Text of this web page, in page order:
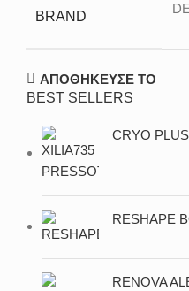
BRAND
ΑΠΟΘΗΚΕΥΣΕ ΤΟ
BEST SELLERS
CRYO PLUS
RESHAPE
RENOVA